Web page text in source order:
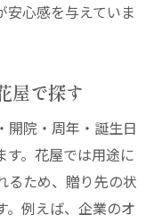
安心感を与えていま
屋で探す
開院・周年・誕生日
す。花屋では用途に
るため、贈り先の状
。例えば、企業のオ